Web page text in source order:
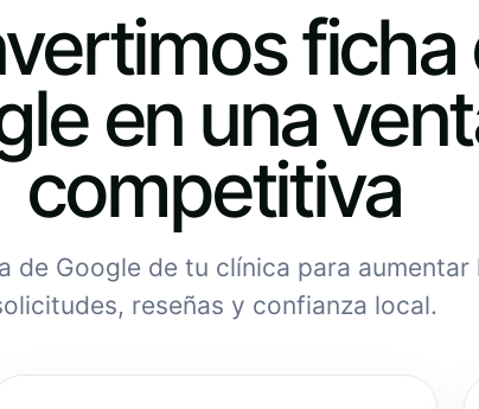
ficha
en una
competitiva
de Google de tu clínica para aumentar
reseñas y confianza local.